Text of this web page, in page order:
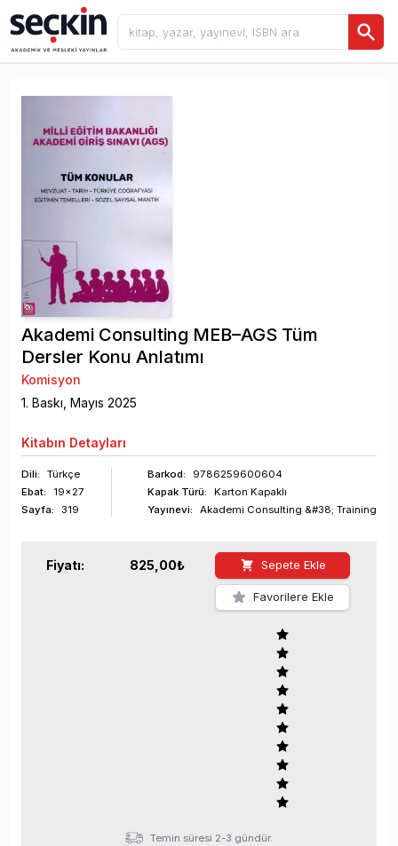
Akademi Consulting MEB–AGS Tüm
Dersler Konu Anlatımı
Komisyon
1. Baskı, Mayıs 2025
Kitabın Detayları
Dili:
Türkçe
Ebat:
19x27
Sayfa: 319
Barkod:
9786259600604
Kapak Türü:
Karton Kapaklı
Yayınevi:
Akademi Consulting &#38; Training
Fiyatı: 825,00₺ Sepete Ekle
Favorilere Ekle
Temin süresi 2-3 gündür.